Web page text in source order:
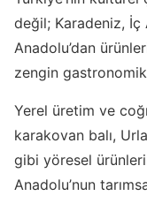
değil; Karadeniz, İç
Anadolu’dan
zengin
Yerel üretim ve
karakovan balı,
gibi yöresel
Anadolu’nun